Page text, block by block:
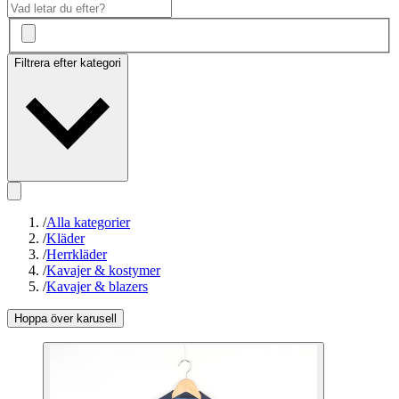
Filtrera efter kategori
/Alla kategorier
/Kläder
/Herrkläder
/Kavajer & kostymer
/Kavajer & blazers
Hoppa över karusell